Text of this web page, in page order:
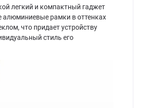
легкий и компактный гаджет
алюминиевые рамки в оттенках
что придает устройству
стиль его